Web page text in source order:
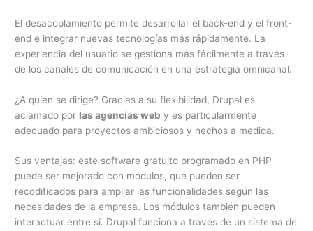
El desacoplamiento permite desarrollar el back-end y el front-
end e integrar nuevas tecnologías más rápidamente. La
experiencia del usuario se gestiona más fácilmente a través
de los canales de comunicación en una estrategia omnicanal.
¿A quién se dirige? Gracias a su flexibilidad, Drupal es
aclamado por las agencias web y es particularmente
adecuado para proyectos ambiciosos y hechos a medida.
Sus ventajas: este software gratuito programado en PHP
puede ser mejorado con módulos, que pueden ser
recodificados para ampliar las funcionalidades según las
necesidades de la empresa. Los módulos también pueden
interactuar entre sí. Drupal funciona a través de un sistema de